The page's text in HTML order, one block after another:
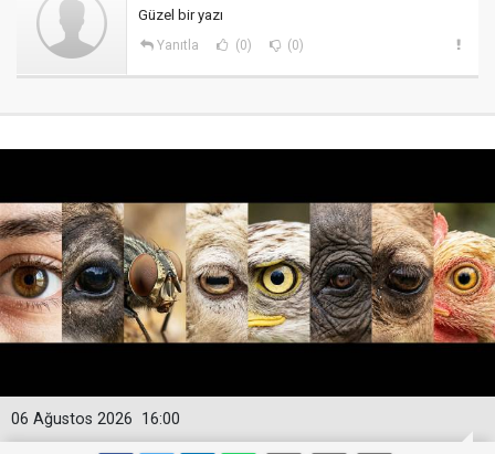
Güzel bir yazı
Yanıtla (0) (0)
16:00
06 Ağustos 2026